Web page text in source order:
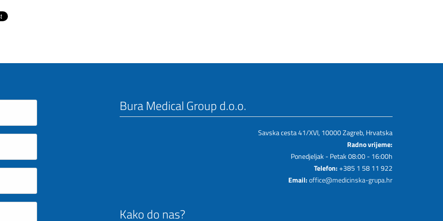
Bura Medical Group d.o.o.
Savska cesta 41/XVI, 10000 Zagreb, Hrvatska
Radno vrijeme:
Ponedjeljak - Petak 08:00 - 16:00h
Telefon:+385 1 58 11 922
Email:office@medicinska-grupa.hr
Kako do nas?